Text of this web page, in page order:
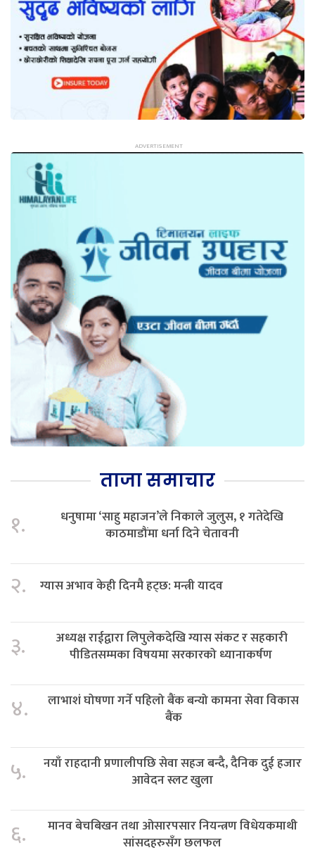
ताजा समाचार
१.
धनुषामा ‘साहु महाजन’ले निकाले जुलुस, १ गतेदेखि
काठमाडौंमा धर्ना दिने चेतावनी
२. ग्यास अभाव केही दिनमै हट्छ: मन्त्री यादव
३.
अध्यक्ष राईद्वारा लिपुलेकदेखि ग्यास संकट र सहकारी
पीडितसम्मका विषयमा सरकारको ध्यानाकर्षण
४.
लाभाशं घोषणा गर्ने पहिलो बैंक बन्यो कामना सेवा विकास
बैंक
५.
नयाँ राहदानी प्रणालीपछि सेवा सहज बन्दै, दैनिक दुई हजार
आवेदन स्लट खुला
६.
मानव बेचबिखन तथा ओसारपसार नियन्त्रण विधेयकमाथी
सांसदहरुसँग छलफल